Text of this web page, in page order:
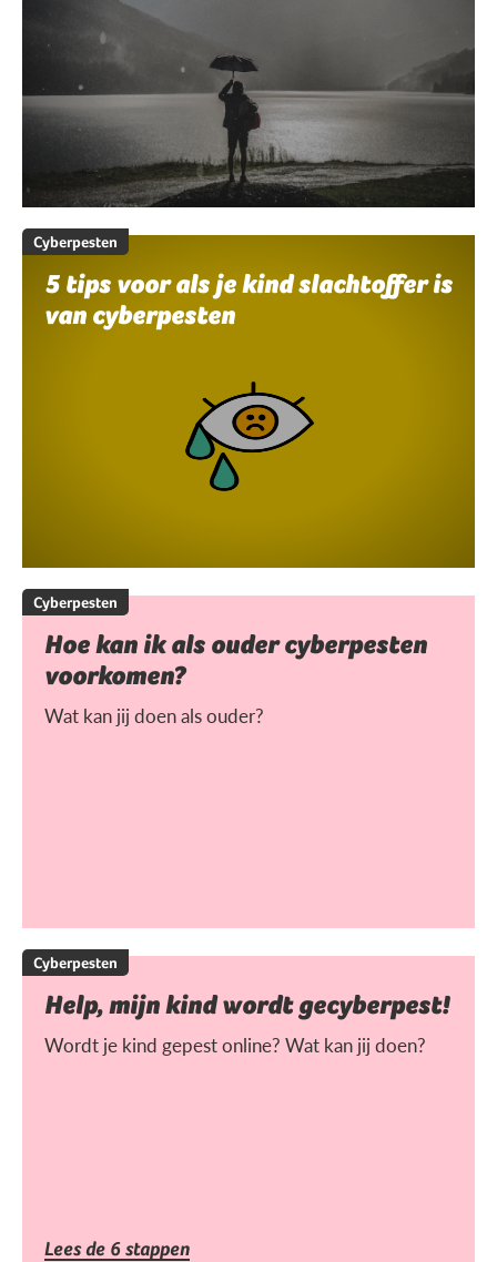
Cyberpesten
5 tips voor als je kind slachtoffer is
van cyberpesten
Cyberpesten
Hoe kan ik als ouder cyberpesten
voorkomen?
Wat kan jij doen als ouder?
Cyberpesten
Help, mijn kind wordt gecyberpest!
Wordt je kind gepest online? Wat kan jij doen?
Lees de 6 stappen